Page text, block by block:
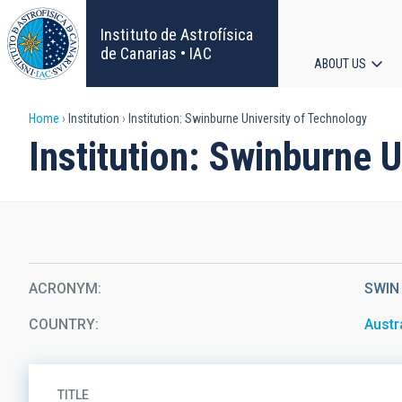
Skip
to
main
content
Instituto de Astrofísica
de Canarias • IAC
ABOUT US
Breadcrumb
Home Institution Institution: Swinburne University of Technology
Institution: Swinburne
ACRONYM SWIN
COUNTRY
TITLE